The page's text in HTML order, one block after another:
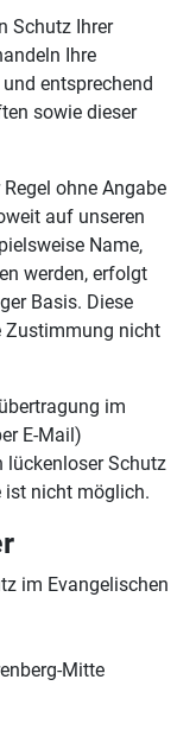
Schutz Ihrer
Ihre
entsprechend
sowie dieser
ohne Angabe
auf unseren
Name,
werden, erfolgt
Basis. Diese
Zustimmung nicht
im
E-Mail)
lückenloser Schutz
ist nicht möglich.
im Evangelischen
Mitte